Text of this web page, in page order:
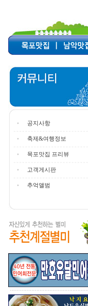
공지사항
축제&여행정보
목포맛집 프리뷰
고객게시판
추억앨범